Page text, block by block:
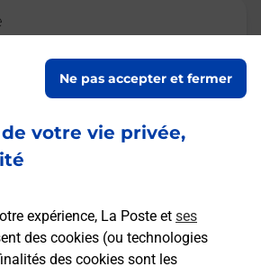
votre vie privée,
expérience, La Poste et ses
des cookies (ou technologies
des cookies sont les
Ne pas accepter et fermer
ouvre mardi à 09h00
VILLANOVA